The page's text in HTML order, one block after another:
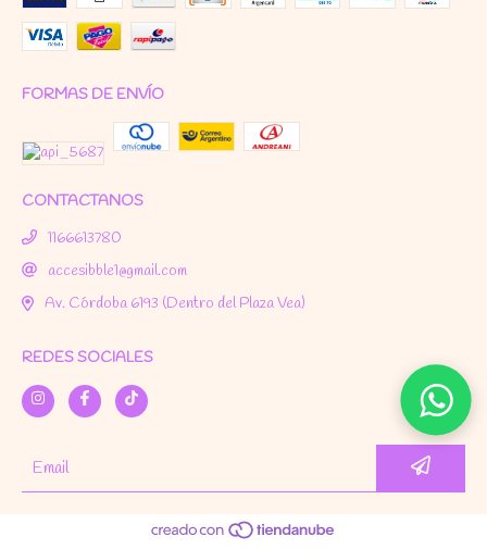
FORMAS DE ENVÍO
CONTACTANOS
1166613780
accesibble1@gmail.com
Av. Córdoba 6193 (Dentro del Plaza Vea)
REDES SOCIALES